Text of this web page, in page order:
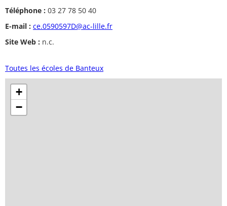
Téléphone : 03 27 78 50 40
E-mail : ce.0590597D@ac-lille.fr
Site Web : n.c.
Toutes les écoles de Banteux
+
−